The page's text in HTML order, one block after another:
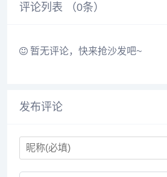
评论列表 （0条）
暂无评论，快来抢沙发吧~
发布评论